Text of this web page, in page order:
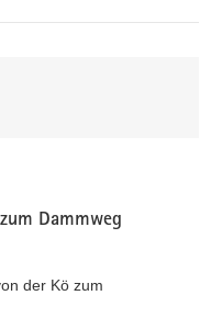
Dammweg
der Kö zum